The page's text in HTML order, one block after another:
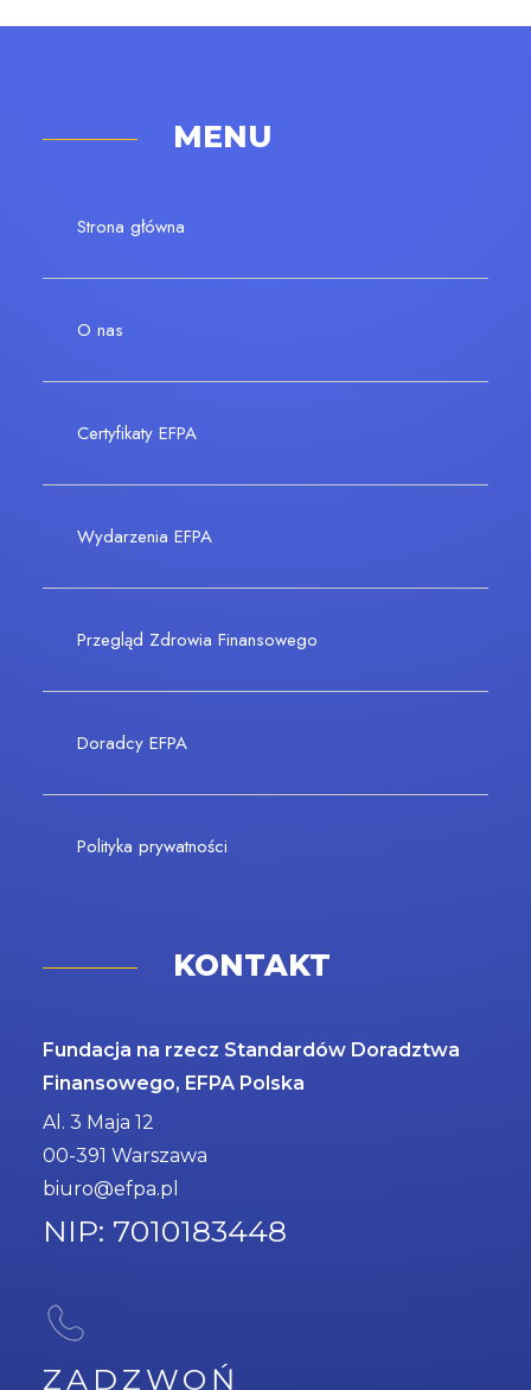
MENU
Strona główna
O nas
Certyfikaty EFPA
Wydarzenia EFPA
Przegląd Zdrowia Finansowego
Doradcy EFPA
Polityka prywatności
KONTAKT
Fundacja na rzecz Standardów Doradztwa
Finansowego, EFPA Polska
Al. 3 Maja 12
00-391 Warszawa
biuro@efpa.pl
NIP: 7010183448
ZADZWOŃ